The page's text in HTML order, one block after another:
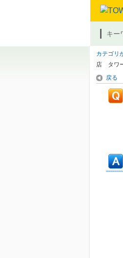
キー
カテゴリ
店 タワ
戻る